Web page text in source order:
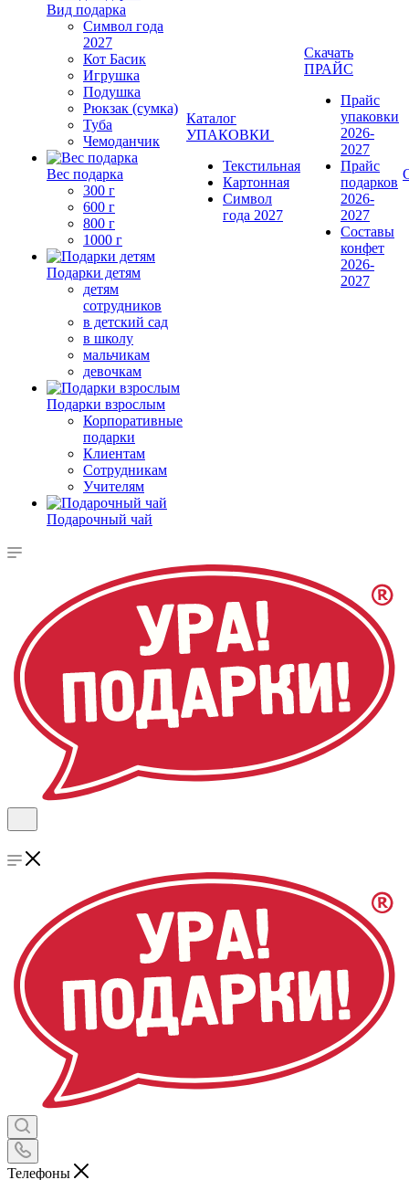
Вид подарка
Символ года
2027
Кот Басик
Игрушка
Подушка
Рюкзак (сумка)
Туба
Чемоданчик
Вес подарка
300 г
600 г
800 г
1000 г
Подарки детям
детям
сотрудников
в детский сад
в школу
мальчикам
девочкам
Подарки взрослым
Корпоративные
подарки
Клиентам
Сотрудникам
Учителям
Подарочный чай
Каталог
УПАКОВКИ
Текстильная
Картонная
Символ
года 2027
Скачать
ПРАЙС
Прайс
упаковки
2026-
2027
Прайс
подарков
2026-
2027
Составы
конфет
2026-
2027
Телефоны